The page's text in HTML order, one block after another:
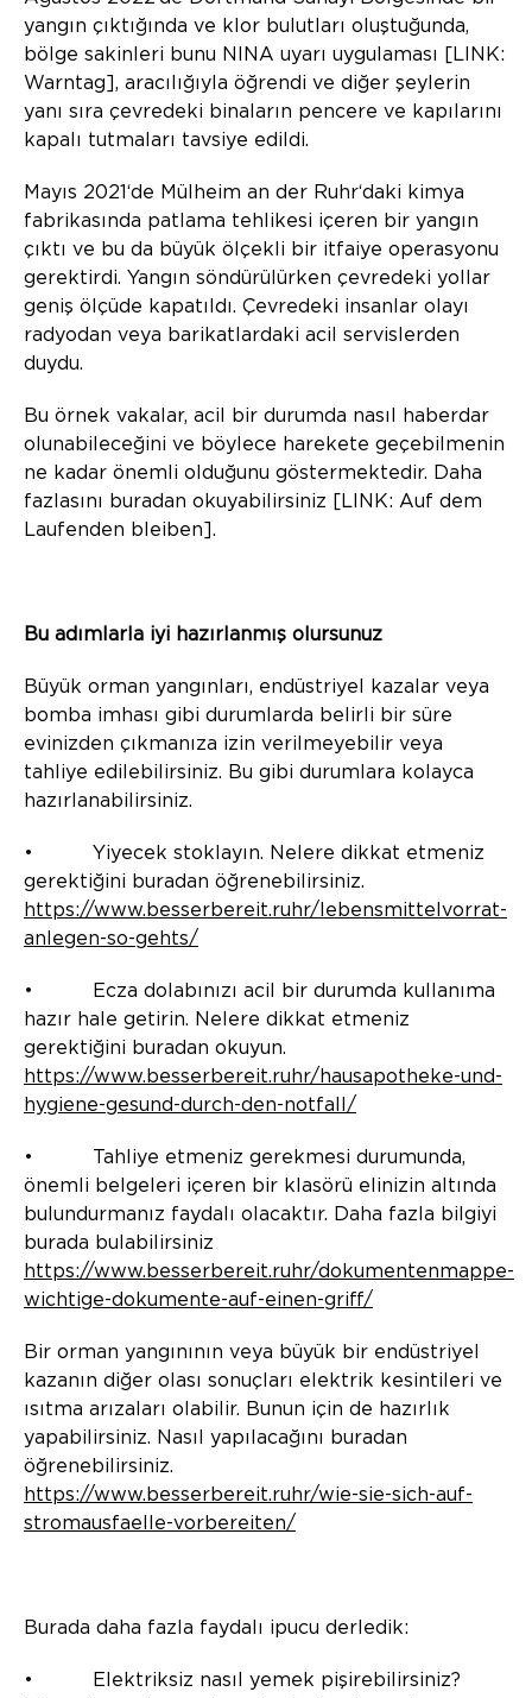
yangın çıktığında ve klor bulutları oluştuğunda,
bölge sakinleri bunu NINA uyarı uygulaması [LINK:
Warntag], aracılığıyla öğrendi ve diğer şeylerin
yanı sıra çevredeki binaların pencere ve kapılarını
kapalı tutmaları tavsiye edildi.
Mayıs 2021‘de Mülheim an der Ruhr‘daki kimya
fabrikasında patlama tehlikesi içeren bir yangın
çıktı ve bu da büyük ölçekli bir itfaiye operasyonu
gerektirdi. Yangın söndürülürken çevredeki yollar
geniş ölçüde kapatıldı. Çevredeki insanlar olayı
radyodan veya barikatlardaki acil servislerden
duydu.
Bu örnek vakalar, acil bir durumda nasıl haberdar
olunabileceğini ve böylece harekete geçebilmenin
ne kadar önemli olduğunu göstermektedir. Daha
fazlasını buradan okuyabilirsiniz [LINK: Auf dem
Laufenden bleiben].
Bu adımlarla iyi hazırlanmış olursunuz
Büyük orman yangınları, endüstriyel kazalar veya
bomba imhası gibi durumlarda belirli bir süre
evinizden çıkmanıza izin verilmeyebilir veya
tahliye edilebilirsiniz. Bu gibi durumlara kolayca
hazırlanabilirsiniz.
• Yiyecek stoklayın. Nelere dikkat etmeniz
gerektiğini buradan öğrenebilirsiniz.
https://www.besserbereit.ruhr/lebensmittelvorrat-
anlegen-so-gehts/
• Ecza dolabınızı acil bir durumda kullanıma
hazır hale getirin. Nelere dikkat etmeniz
gerektiğini buradan okuyun.
https://www.besserbereit.ruhr/hausapotheke-und-
hygiene-gesund-durch-den-notfall/
• Tahliye etmeniz gerekmesi durumunda,
önemli belgeleri içeren bir klasörü elinizin altında
bulundurmanız faydalı olacaktır. Daha fazla bilgiyi
burada bulabilirsiniz
https://www.besserbereit.ruhr/dokumentenmappe-
wichtige-dokumente-auf-einen-griff/
Bir orman yangınının veya büyük bir endüstriyel
kazanın diğer olası sonuçları elektrik kesintileri ve
ısıtma arızaları olabilir. Bunun için de hazırlık
yapabilirsiniz. Nasıl yapılacağını buradan
öğrenebilirsiniz.
https://www.besserbereit.ruhr/wie-sie-sich-auf-
stromausfaelle-vorbereiten/
Burada daha fazla faydalı ipucu derledik:
• Elektriksiz nasıl yemek pişirebilirsiniz?